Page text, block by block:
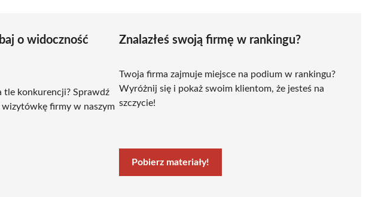
o widoczność
tle konkurencji? Sprawdź
firmy w naszym
Znalazłeś swoją firmę w rankingu?
Twoja firma zajmuje miejsce na podium w rankingu?
Wyróżnij się i pokaż swoim klientom, że jesteś na
szczycie!
Pobierz materiały!